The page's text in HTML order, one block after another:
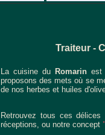
Traiteur -
La cuisine du Romarinest
proposons des mets où se
de nos herbes et huiles
Retrouvez tous ces
réceptions, ou notre concept